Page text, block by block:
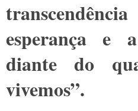
esperança e
diante do
vivemos”.